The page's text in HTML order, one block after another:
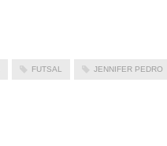
FUTSAL JENNIFER PEDRO